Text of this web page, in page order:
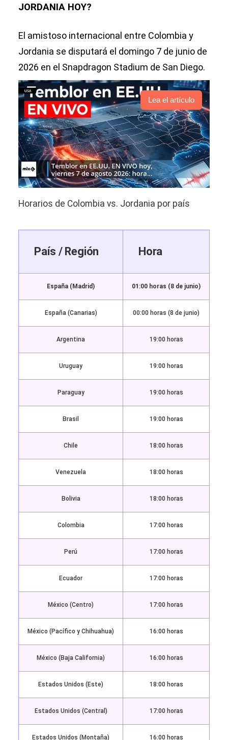
JORDANIA HOY?
El amistoso internacional entre Colombia y
Jordania se disputará el domingo 7 de junio de
2026 en el Snapdragon Stadium de San Diego.
Lea el artículo
Horarios de Colombia vs. Jordania por país
País / Región Hora
España (Madrid) 01:00 horas (8 de junio)
España (Canarias) 00:00 horas (8 de junio)
Argentina 19:00 horas
Uruguay 19:00 horas
Paraguay 19:00 horas
Brasil 19:00 horas
Chile 18:00 horas
Venezuela 18:00 horas
Bolivia 18:00 horas
Colombia 17:00 horas
Perú 17:00 horas
Ecuador 17:00 horas
México (Centro) 17:00 horas
México (Pacífico y Chihuahua) 16:00 horas
México (Baja California) 16:00 horas
Estados Unidos (Este) 18:00 horas
Estados Unidos (Central) 17:00 horas
Estados Unidos (Montaña) 16:00 horas